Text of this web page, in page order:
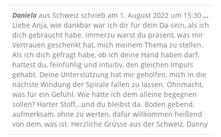
Daniela aus Schweiz schrieb am 1. August 2022 um 15:30
Liebe Anja, wie dankbar war ich dir für dein Da-sein, als ich
dich gebraucht habe. Immerzu warst du präsent, was mir
Vertrauen geschenkt hat, mich meinem Thema zu stellen.
Als ich dich gefragt habe, ob ich deine Hand haben darf,
hattest du, feinfühlig und intuitiv, den gleichen Impuls
gehabt. Deine Unterstützung hat mir geholfen, mich in die
nächste Windung der Spirale fallen zu lassen. Ohnmacht,
was für ein Gefühl. Wie hätte ich dem alleine begegnen
sollen? Harter Stoff...und du bleibst da. Boden gebend,
aufmerksam, ohne zu werten, dafür willkommen heißend
von dem, was ist. Herzliche Grüsse aus der Schweiz, Danny
...